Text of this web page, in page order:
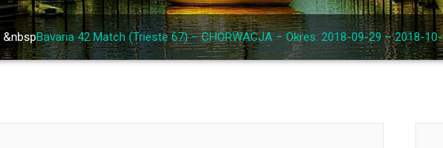
Bavaria 42 Match (Trieste 67) – CHORWACJA – Okres: 2018-09-29 – 2018-10-